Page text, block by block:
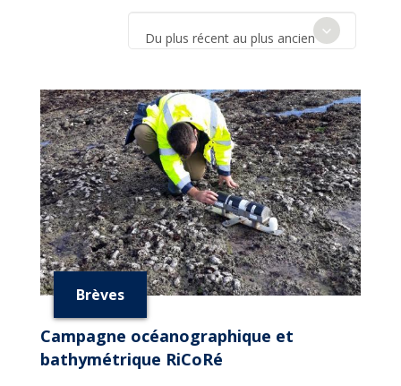
Du plus récent au plus ancien
Brèves
Campagne océanographique et
bathymétrique RiCoRé